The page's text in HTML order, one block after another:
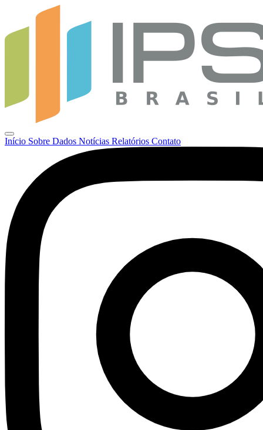
Início Sobre Dados Notícias Relatórios Contato